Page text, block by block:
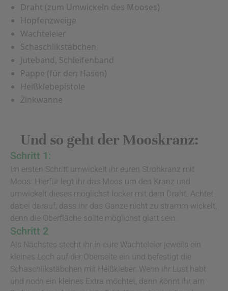
Draht (zum Umwickeln des Mooses)
Hopfenzweige
Wachteleier
Schaschlikstäbchen
Juteband, Schleifenband
Pappe (für den Hasen)
Heißklebepistole
Zinkwanne
Und so geht der Mooskranz:
Schritt 1:
Im ersten Schritt umwickelt ihr euren Strohkranz mit
Moos. Hierfür legt ihr das Moos um den Kranz und
umwickelt dieses möglichst locker mit dem Draht. Achtet
dabei darauf, dass ihr das Ganze nicht zu stramm wickelt,
denn die Oberfläche sollte möglichst glatt sein.
Schritt 2
Als Nächstes stecht ihr in eure Wachteleier jeweils ein
kleines Loch auf der Oberseite ein und befestigt die
Schaschlikstäbchen mit Heißkleber. Wenn ihr Lust habt
und noch ein kleines Extra möchtet, dann könnt ihr am